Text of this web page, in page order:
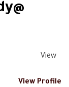
@nouf-El-Hamendy
View
View Profile